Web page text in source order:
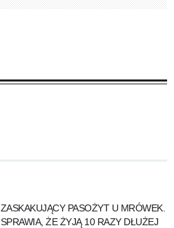
ZASKAKUJĄCY PASOŻYT U MRÓWEK.
SPRAWIA, ŻE ŻYJĄ 10 RAZY DŁUŻEJ